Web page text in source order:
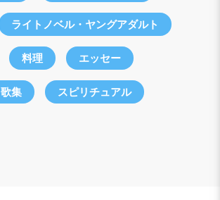
ライトノベル・ヤングアダルト
料理 エッセー
歌集 スピリチュアル